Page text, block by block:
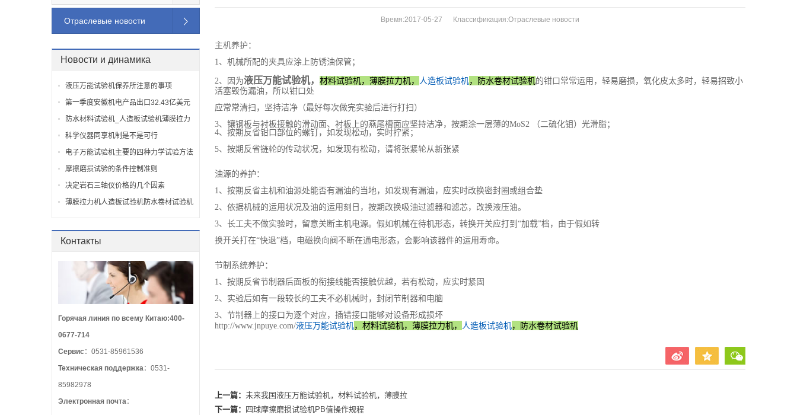
Время:2017-05-27 Классификация:Отраслевые новости
主机养护：
1、机械所配的夹具应涂上防锈油保管；
2、因为液压万能试验机， 材料试验机，薄膜拉力机， 人造板试验机，防水卷材试验机的钳口常常运用，轻易磨损，氧化皮太多时，轻易招致小
活塞毁伤漏油，所以钳口处
应常常清扫，坚持洁净（最好每次做完实验后进行打扫）
3、镶钢板与衬板接触的滑动面、衬板上的燕尾槽面应坚持洁净，按期涂一层薄的MoS2 （二硫化钼）光滑脂；
4、按期反省钳口部位的螺钉，如发现松动，实时拧紧；
5、按期反省链轮的传动状况，如发现有松动，请将张紧轮从新张紧
油源的养护：
1、按期反省主机和油源处能否有漏油的当地，如发现有漏油，应实时改换密封圈或组合垫
2、依据机械的运用状况及油的运用刻日，按期改换吸油过滤器和滤芯，改换液压油。
3、长工夫不做实验时，留意关断主机电源。假如机械在待机形态，转换开关应打到“加载”档，由于假如转
换开关打在“快退”档，电磁换向阀不断在通电形态，会影响该器件的运用寿命。
节制系统养护：
1、按期反省节制器后面板的衔接线能否接触优越，若有松动，应实时紧固
2、实验后如有一段较长的工夫不必机械时，封闭节制器和电脑
3、节制器上的接口为逐个对应，插错接口能够对设备形成损坏
http://www.jnpuye.com/液压万能试验机，材料试验机，薄膜拉力机， 人造板试验机，防水卷材试验机
上一篇： 未来我国液压万能试验机，材料试验机，薄膜拉
下一篇：
四球摩擦磨损试验机PB值操作规程
Отраслевые новости
Новости и динамика
液压万能试验机保养所注意的事项
第一季度安徽机电产品出口32.43亿美元
防水材料试验机_人造板试验机薄膜拉力
机“济南
科学仪器同享机制是不是可行
电子万能试验机主要的四种力学试验方法
摩擦磨损试验的条件控制准则
决定岩石三轴仪价格的几个因素
薄膜拉力机人造板试验机防水卷材试验机
Контакты
Горячая линия по всему Китаю:400-
0677-714
Сервис：0531-85961536
Техническая поддержка：0531-
85982978
Электронная почта：